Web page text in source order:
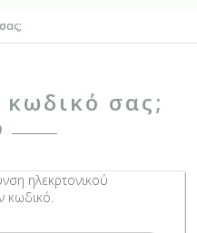
σας;
ηλεκρτονικού
κωδικό.